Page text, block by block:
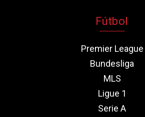
Fútbol
Premier League
Bundesliga
MLS
Ligue 1
Serie A